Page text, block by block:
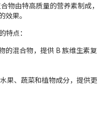
物由特高质量的营养素制成，
果。
点：
的混合物，提供 B 族维生素复
果、蔬菜和植物成分，提供更